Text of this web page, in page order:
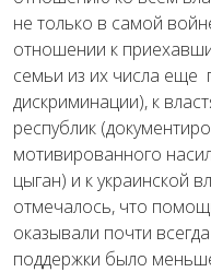
не только в самой
отношении к
семьи из их числа еще
дискриминации), к
республик
мотивированного
цыган) и к украинской
отмечалось, что
оказывали почти
поддержки было